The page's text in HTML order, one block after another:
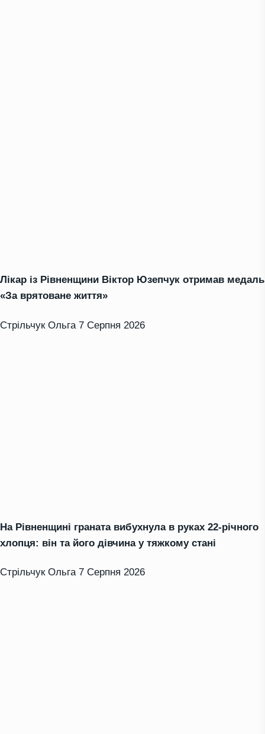
Лікар із Рівненщини Віктор Юзепчук отримав медаль
«За врятоване життя»
Стрільчук Ольга 7 Серпня 2026
На Рівненщині граната вибухнула в руках 22-річного
хлопця: він та його дівчина у тяжкому стані
Стрільчук Ольга 7 Серпня 2026